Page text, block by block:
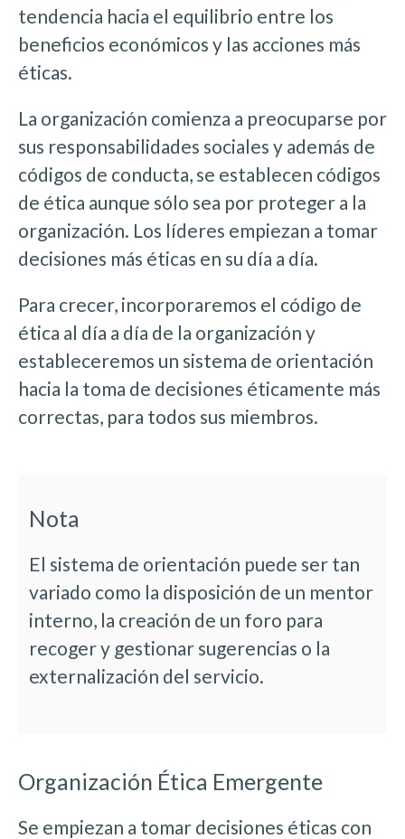
tendencia hacia el equilibrio entre los
beneficios económicos y las acciones más
éticas.
La organización comienza a preocuparse por
sus responsabilidades sociales y además de
códigos de conducta, se establecen códigos
de ética aunque sólo sea por proteger a la
organización. Los líderes empiezan a tomar
decisiones más éticas en su día a día.
Para crecer, incorporaremos el código de
ética al día a día de la organización y
estableceremos un sistema de orientación
hacia la toma de decisiones éticamente más
correctas, para todos sus miembros.
Nota
El sistema de orientación puede ser tan
variado como la disposición de un mentor
interno, la creación de un foro para
recoger y gestionar sugerencias o la
externalización del servicio.
Organización Ética Emergente
Se empiezan a tomar decisiones éticas con